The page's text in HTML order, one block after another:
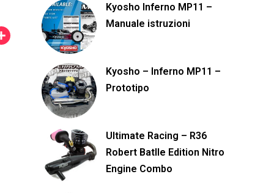
C
Kyosho Inferno MP11 –
Manuale istruzioni
Kyosho – Inferno MP11 –
Prototipo
Ultimate Racing – R36
Robert Batlle Edition Nitro
Engine Combo